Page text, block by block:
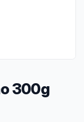
300g